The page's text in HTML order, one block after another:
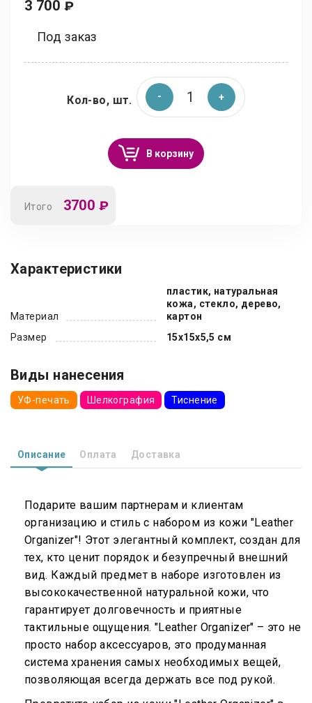
3 700 ₽
Под заказ
Кол-во, шт.
В корзину
Итого 3700 ₽
Характеристики
Материал
пластик, натуральная
кожа, стекло, дерево,
картон
Размер
15х15х5,5 см
Виды нанесения
УФ-печать Шелкография Тиснение
Описание Оплата Доставка
Подарите вашим партнерам и клиентам
организацию и стиль с набором из кожи "Leather
Organizer"! Этот элегантный комплект, создан для
тех, кто ценит порядок и безупречный внешний
вид. Каждый предмет в наборе изготовлен из
высококачественной натуральной кожи, что
гарантирует долговечность и приятные
тактильные ощущения. "Leather Organizer" – это не
просто набор аксессуаров, это продуманная
система хранения самых необходимых вещей,
позволяющая всегда держать все под рукой.